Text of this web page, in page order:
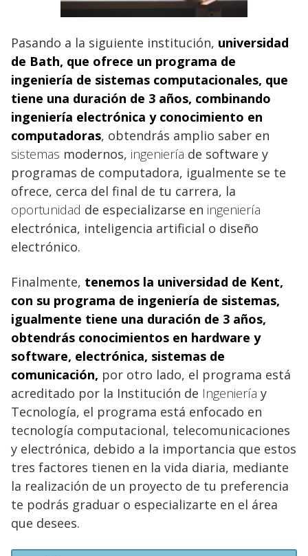
Pasando a la siguiente institución, universidad
de Bath, que ofrece un programa de
ingeniería de sistemas computacionales, que
tiene una duración de 3 años, combinando
ingeniería electrónica y conocimiento en
computadoras, obtendrás amplio saber en
sistemas modernos, ingeniería de software y
programas de computadora, igualmente se te
ofrece, cerca del final de tu carrera, la
oportunidad de especializarse en ingeniería
electrónica, inteligencia artificial o diseño
electrónico.
Finalmente, tenemos la universidad de Kent,
con su programa de ingeniería de sistemas,
igualmente tiene una duración de 3 años,
obtendrás conocimientos en hardware y
software, electrónica, sistemas de
comunicación, por otro lado, el programa está
acreditado por la Institución de Ingeniería y
Tecnología, el programa está enfocado en
tecnología computacional, telecomunicaciones
y electrónica, debido a la importancia que estos
tres factores tienen en la vida diaria, mediante
la realización de un proyecto de tu preferencia
te podrás graduar o especializarte en el área
que desees.